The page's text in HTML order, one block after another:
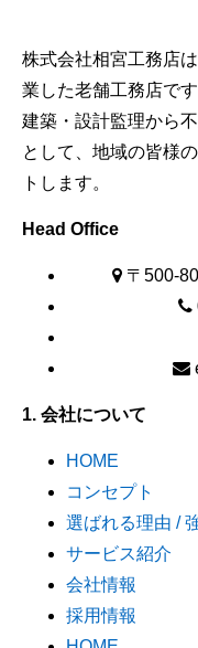
株式会社相宮工務店は
業した老舗工務店です
建築・設計監理から
として、地域の皆様
トします。
Head Office
〒500-
1. 会社について
HOME
コンセプト
選ばれる理由 /
サービス紹介
会社情報
採用情報